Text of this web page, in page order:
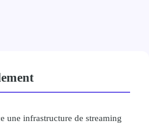
une infrastructure de streaming